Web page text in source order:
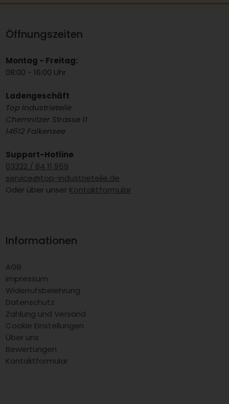
Öffnungszeiten
Montag - Freitag:
08:00 - 16:00 Uhr
Ladengeschäft
Top Industrieteile
Chemnitzer Strasse 11
14612 Falkensee
Support-Hotline
03322 / 84 11 959
service@top-industrieteile.de
Oder über unser Kontaktformular
Informationen
AGB
Impressum
Widerrufsbelehrung
Datenschutz
Zahlung und Versand
Cookie Einstellungen
Über uns
Bewertungen
Kontaktformular